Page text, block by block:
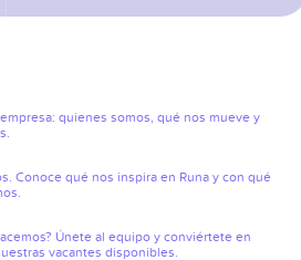
quienes somos, qué nos mueve y
Conoce qué nos inspira en Runa y con qué
Únete al equipo y conviértete en
vacantes disponibles.